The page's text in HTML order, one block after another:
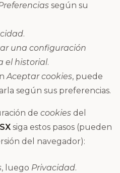
según su
.
una configuración
el historial.
Aceptar cookies, puede
según sus preferencias.
de cookies del
siga estos pasos (pueden
del navegador):
, luego Privacidad.